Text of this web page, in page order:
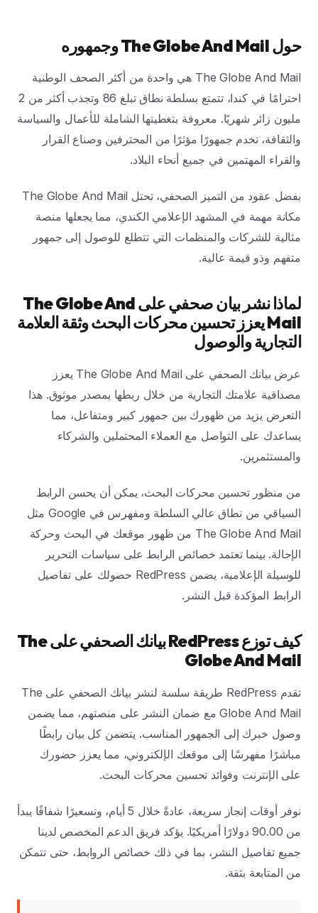
حول The Globe And Mail وجمهوره
The Globe And Mail هي واحدة من أكثر الصحف الوطنية
احترامًا في كندا، تتمتع بسلطة نطاق تبلغ 86 وتجذب أكثر من 2
مليون زائر شهريًا. معروفة بتغطيتها الشاملة للأعمال والسياسة
والثقافة، تخدم جمهورًا مؤثرًا من المحترفين وصناع القرار
والقراء المهتمين في جميع أنحاء البلاد.
بفضل عقود من التميز الصحفي، تحتل The Globe And Mail
مكانة مهمة في المشهد الإعلامي الكندي، مما يجعلها منصة
مثالية للشركات والمنظمات التي تتطلع للوصول إلى جمهور
متفهم وذو قيمة عالية.
لماذا نشر بيان صحفي على The Globe And
Mail يعزز تحسين محركات البحث وثقة العلامة
التجارية والوصول
عرض بيانك الصحفي على The Globe And Mail يعزز
مصداقية علامتك التجارية من خلال ربطها بمصدر موثوق. هذا
التعرض يزيد من ظهورك بين جمهور كبير ومتفاعل، مما
يساعدك على التواصل مع العملاء المحتملين والشركاء
والمستثمرين.
من منظور تحسين محركات البحث، يمكن أن يحسن الرابط
السياقي من نطاق عالي السلطة ومفهرس في Google مثل
The Globe And Mail من ظهور موقعك في البحث وحركة
الإحالة. بينما تعتمد خصائص الرابط على سياسات التحرير
للوسيلة الإعلامية، يضمن RedPress حصولك على تفاصيل
الرابط المؤكدة قبل النشر.
كيف توزع RedPress بيانك الصحفي على The
Globe And Mail
تقدم RedPress طريقة سلسة لنشر بيانك الصحفي على The
Globe And Mail مع ضمان النشر على منصتهم، مما يضمن
وصول خبرك إلى الجمهور المناسب. يتضمن كل بيان رابطًا
مباشرًا مفهرسًا إلى موقعك الإلكتروني، مما يعزز حضورك
على الإنترنت وفوائد تحسين محركات البحث.
نوفر أوقات إنجاز سريعة، عادةً خلال 5 أيام، وتسعيرًا شفافًا يبدأ
من 90.00 دولارًا أمريكيًا. يؤكد فريق الدعم المخصص لدينا
جميع تفاصيل النشر، بما في ذلك خصائص الروابط، حتى تتمكن
من المتابعة بثقة.